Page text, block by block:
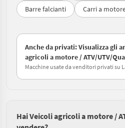
Barre falcianti
Carri a
Anche da privati: Visualizza gli
agricoli a motore / ATV/UTV/
Macchine usate da venditori privati su
Hai Veicoli agricoli a motore /